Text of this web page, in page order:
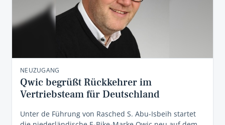
NEUZUGANG
Qwic begrüßt Rückkehrer im
Vertriebsteam für Deutschland
Unter de Führung von Rasched S. Abu-Isbeih startet